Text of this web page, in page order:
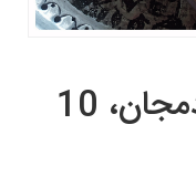
ته چین گوشت و بادمجان، 10